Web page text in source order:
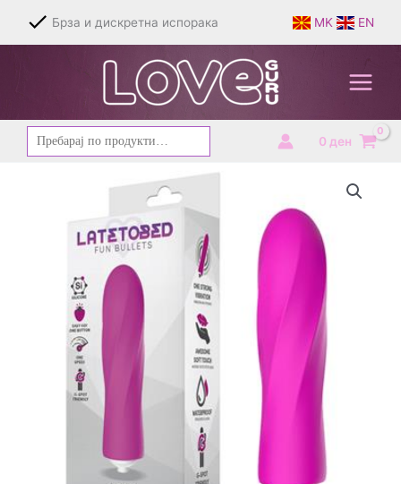
content
Брза и дискретна испорака MK EN
Барај
за:
0 ден